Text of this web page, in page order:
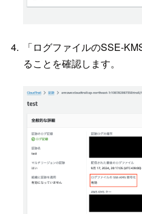
「ログファイルのSSE-
ることを確認します。